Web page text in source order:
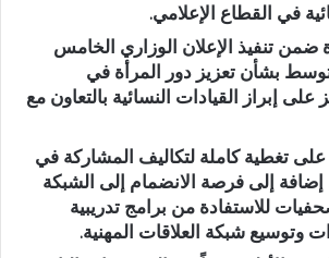
في القطاع الإعلامي.
ضمن تنفيذ الإعلان الوزاري الخامس
بشأن تعزيز دور المرأة في
على إبراز القيادات النسائية بالتعاون مع
تغطية كاملة لتكاليف المشاركة في
إضافة إلى فرصة الانضمام إلى الشبكة
للاستفادة من برامج تدريبية
وتوسيع شبكة العلاقات المهنية.